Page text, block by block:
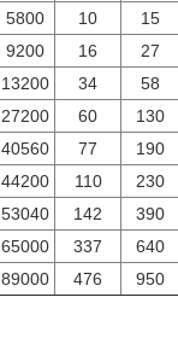
5800 10
15
9200 16
27
13200 34
58
27200 60
130
40560 77
190
44200 110
230
53040 142
390
65000 337
640
89000 476 950